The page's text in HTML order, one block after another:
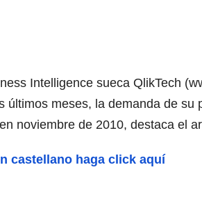
Intelligence sueca QlikTech
últimos meses, la demanda de
noviembre de 2010, destaca el
castellano haga click aquí